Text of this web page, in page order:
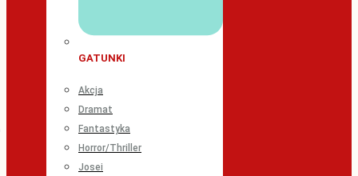
GATUNKI
Akcja
Dramat
Fantastyka
Horror/Thriller
Josei